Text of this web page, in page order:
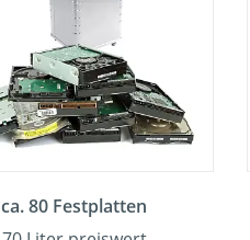
ca. 80 Festplatten